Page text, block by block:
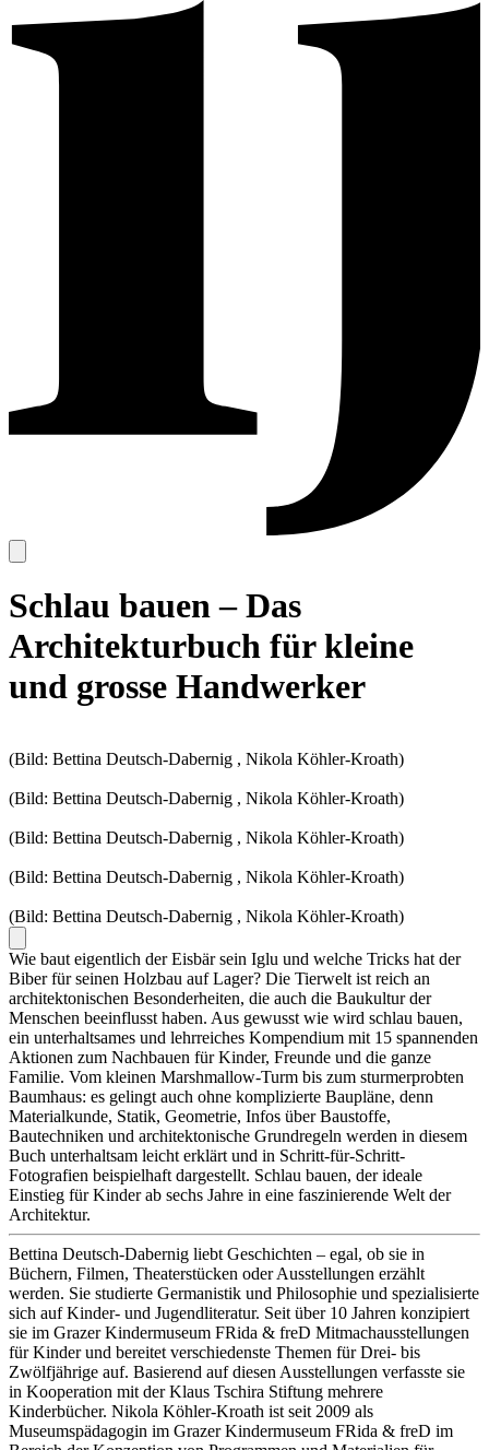
Schlau bauen – Das
Architekturbuch für kleine
und grosse Handwerker
(Bild: Bettina Deutsch-Dabernig , Nikola Köhler-Kroath)
(Bild: Bettina Deutsch-Dabernig , Nikola Köhler-Kroath)
(Bild: Bettina Deutsch-Dabernig , Nikola Köhler-Kroath)
(Bild: Bettina Deutsch-Dabernig , Nikola Köhler-Kroath)
(Bild: Bettina Deutsch-Dabernig , Nikola Köhler-Kroath)
Wie baut eigentlich der Eisbär sein Iglu und welche Tricks hat der
Biber für seinen Holzbau auf Lager? Die Tierwelt ist reich an
architektonischen Besonderheiten, die auch die Baukultur der
Menschen beeinflusst haben. Aus gewusst wie wird schlau bauen,
ein unterhaltsames und lehrreiches Kompendium mit 15 spannenden
Aktionen zum Nachbauen für Kinder, Freunde und die ganze
Familie. Vom kleinen Marshmallow-Turm bis zum sturmerprobten
Baumhaus: es gelingt auch ohne komplizierte Baupläne, denn
Materialkunde, Statik, Geometrie, Infos über Baustoffe,
Bautechniken und architektonische Grundregeln werden in diesem
Buch unterhaltsam leicht erklärt und in Schritt-für-Schritt-
Fotografien beispielhaft dargestellt. Schlau bauen, der ideale
Einstieg für Kinder ab sechs Jahre in eine faszinierende Welt der
Architektur.
Bettina Deutsch-Dabernig liebt Geschichten – egal, ob sie in
Büchern, Filmen, Theaterstücken oder Ausstellungen erzählt
werden. Sie studierte Germanistik und Philosophie und spezialisierte
sich auf Kinder- und Jugendliteratur. Seit über 10 Jahren konzipiert
sie im Grazer Kindermuseum FRida & freD Mitmachausstellungen
für Kinder und bereitet verschiedenste Themen für Drei- bis
Zwölfjährige auf. Basierend auf diesen Ausstellungen verfasste sie
in Kooperation mit der Klaus Tschira Stiftung mehrere
Kinderbücher. Nikola Köhler-Kroath ist seit 2009 als
Museumspädagogin im Grazer Kindermuseum FRida & freD im